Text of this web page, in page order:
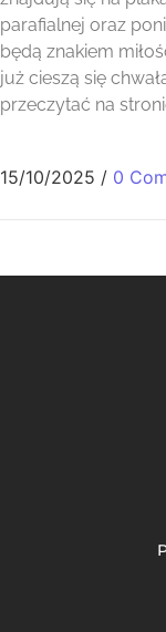
parafialnej oraz
będą znakiem
już cieszą się
przeczytać na
15/10/2025 / 0